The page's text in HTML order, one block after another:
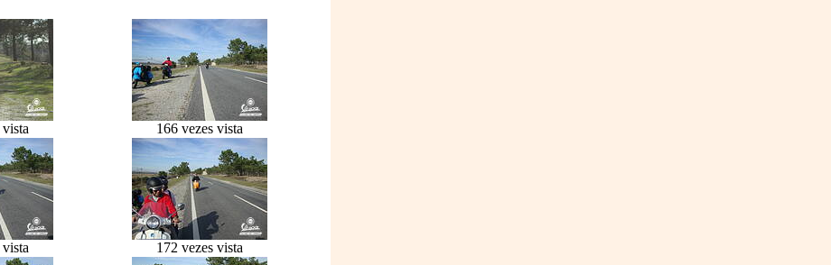
166 vezes vista
172 vezes vista